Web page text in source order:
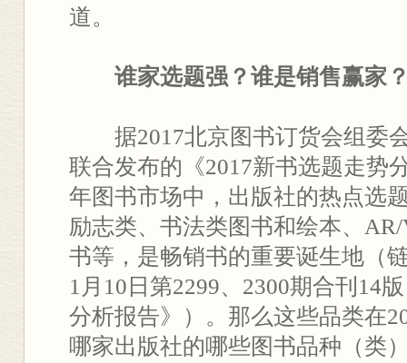
道。
谁家选题强？谁是销售赢家
据2017北京图书订货会组委
联合发布的《2017新书选题走势
年图书市场中，出版社的热点选
励志类、书法类图书和绘本、
书等，是畅销书的重要诞生地（
1月10日第2299、2300期合刊14
分析报告》）。那么这些品类在
哪家出版社的哪些图书品种（类